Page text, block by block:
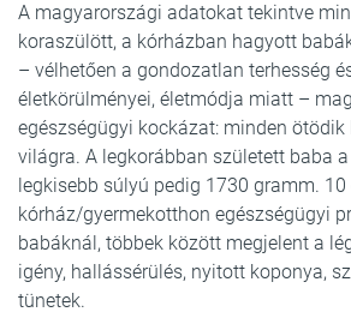
A magyarországi adatokat tekintve
koraszülött, a kórházban hagyott
– vélhetően a gondozatlan terhesség
életkörülményei, életmódja miatt –
egészségügyi kockázat: minden
világra. A legkorábban született baba a
legkisebb súlyú pedig 1730 gramm.
kórház/gyermekotthon egészségügyi
babáknál, többek között megjelent a
igény, hallássérülés, nyitott koponya,
tünetek.